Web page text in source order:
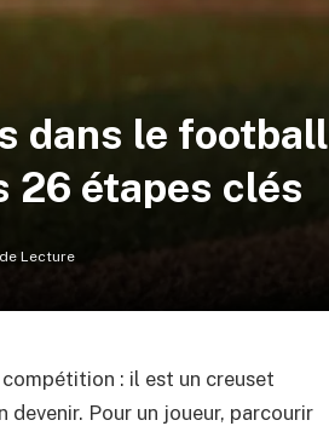
dans le football
26 étapes clés
Lecture
: il est un creuset
Pour un joueur, parcourir